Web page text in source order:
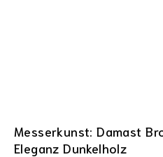
Messerkunst: Damast
Eleganz Dunkelholz